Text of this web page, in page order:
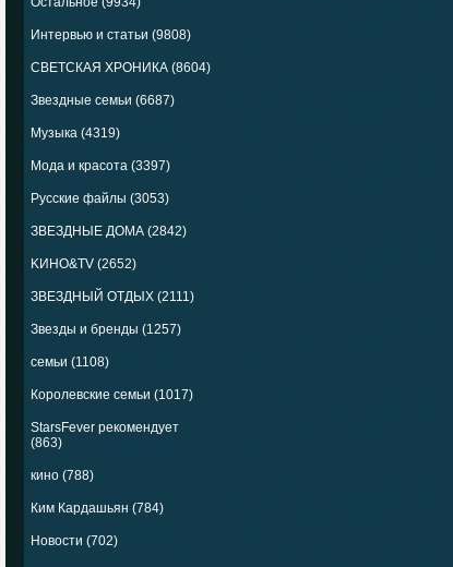
Интервью и статьи (9808)
СВЕТСКАЯ ХРОНИКА (8604)
Звездные семьи (6687)
Музыка (4319)
Мода и красота (3397)
Русские файлы (3053)
ЗВЕЗДНЫЕ ДОМА (2842)
KИНО&TV (2652)
ЗВЕЗДНЫЙ ОТДЫХ (2111)
Звезды и бренды (1257)
семьи (1108)
Королевские семьи (1017)
StarsFever рекомендует
(863)
кино (788)
Ким Кардашьян (784)
Новости (702)